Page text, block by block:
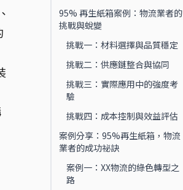
95% 再生紙箱案例：物流業者的
挑戰與蛻變
挑戰一：材料選擇與品質穩定
挑戰二：供應鏈整合與協同
挑戰三：實際應用中的強度考
驗
挑戰四：成本控制與效益評估
案例分享：95%再生紙箱，物流
業者的成功祕訣
案例一：XX物流的綠色轉型之
路